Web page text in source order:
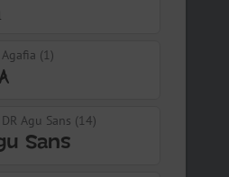
Agafia (1)
DR Agu Sans (14)